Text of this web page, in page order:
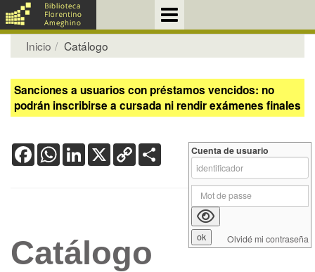
Inicio Catálogo
Sanciones a usuarios con préstamos vencidos: no
podrán inscribirse a cursada ni rendir exámenes finales
FacebookWhatsApp
LinkedIn
X Copy
Link
Catálogo
Cuenta de usuario
Olvidé mi contraseña